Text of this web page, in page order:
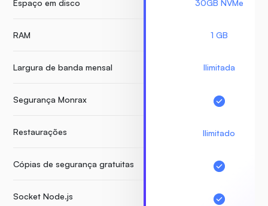
Espaço em disco
RAM
Largura de banda mensal
Segurança Monrax
Restaurações
Cópias de segurança gratuitas
Socket Node.js
30GB NVMe
1 GB
Ilimitada
Ilimitado